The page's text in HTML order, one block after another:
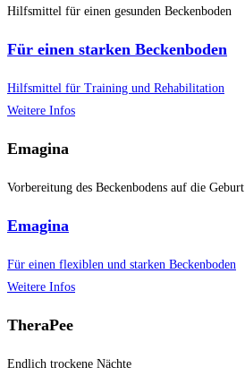
Hilfsmittel für einen gesunden Beckenboden
Für einen starken Beckenboden
Hilfsmittel für Training und Rehabilitation
Weitere Infos
Emagina
Vorbereitung des Beckenbodens auf die Geburt
Emagina
Für einen flexiblen und starken Beckenboden
Weitere Infos
TheraPee
Endlich trockene Nächte